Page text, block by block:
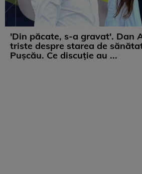
'Din păcate, s-a gravat'. Dan
triste despre starea de
Pușcău. Ce discuție au ...